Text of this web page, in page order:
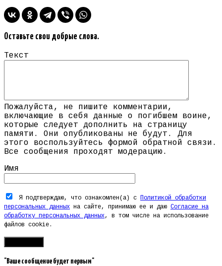
Оставьте свои добрые слова.
Текст
Пожалуйста, не пишите комментарии,
включающие в себя данные о погибшем воине,
которые следует дополнить на страницу
памяти. Они опубликованы не будут. Для
этого воспользуйтесь формой обратной связи.
Все сообщения проходят модерацию.
Имя
Я подтверждаю, что ознакомлен(а) с
Политикой обработки
персональных данных на сайте, принимаю ее и даю Согласие на
обработку персональных данных, в том числе на использование
файлов cookie.
"Ваше сообщение будет первым"